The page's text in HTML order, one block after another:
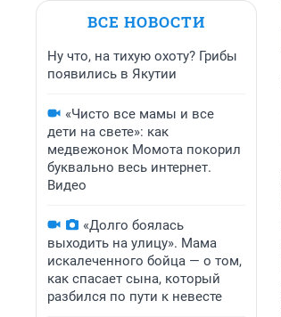
ВСЕ НОВОСТИ
Ну что, на тихую охоту? Грибы
появились в Якутии
«Чисто все мамы и все
дети на свете»: как
медвежонок Момота покорил
буквально весь интернет.
Видео
«Долго боялась
выходить на улицу». Мама
искалеченного бойца — о том,
как спасает сына, который
разбился по пути к невесте